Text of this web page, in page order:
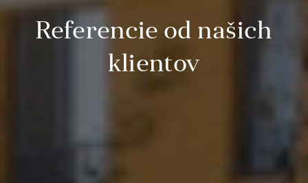
Referencie od našich
klientov